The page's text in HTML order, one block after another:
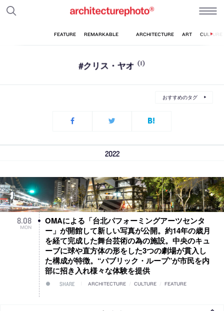
#クリス・ヤオ (1)
おすすめのタグ
2022
8.08
MON
OMAによる「台北パフォーミングアーツセンタ
ー」が開館して新しい写真が公開。約14年の歳月
を経て完成した舞台芸術の為の施設。中央のキュ
ーブに球や直方体の形をした3つの劇場が貫入し
た構成が特徴。“パブリック・ループ”が市民を内
部に招き入れ様々な体験を提供
SHARE ARCHITECTURE CULTURE FEATURE